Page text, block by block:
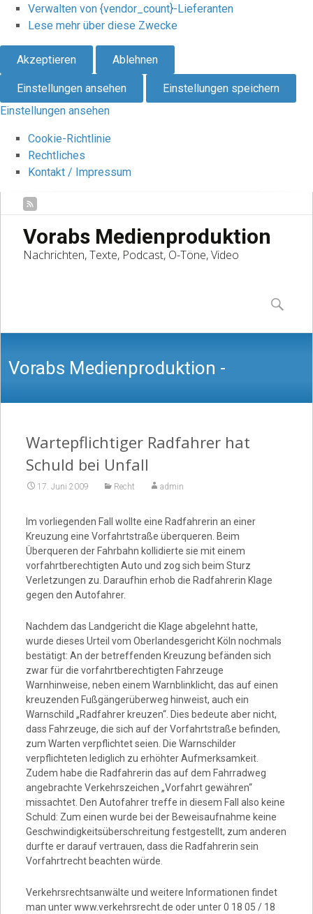
Verwalten von {vendor_count}-Lieferanten
Lese mehr über diese Zwecke
Akzeptieren Ablehnen
Einstellungen ansehen
Einstellungen speichern
Einstellungen ansehen
Cookie-Richtlinie
Rechtliches
Kontakt / Impressum
Vorabs Medienproduktion
Nachrichten, Texte, Podcast, O-Töne, Video
content
Suchen
nach:
Vorabs Medienproduktion -
Nachrichten, Texte, Podcast, O-Töne,
Wartepflichtiger Radfahrer hat
Schuld bei Unfall
17. Juni 2009 Recht admin
Im vorliegenden Fall wollte eine Radfahrerin an einer
Kreuzung eine Vorfahrtstraße überqueren. Beim
Überqueren der Fahrbahn kollidierte sie mit einem
vorfahrtberechtigten Auto und zog sich beim Sturz
Verletzungen zu. Daraufhin erhob die Radfahrerin Klage
gegen den Autofahrer.
Nachdem das Landgericht die Klage abgelehnt hatte,
wurde dieses Urteil vom Oberlandesgericht Köln nochmals
bestätigt: An der betreffenden Kreuzung befänden sich
zwar für die vorfahrtberechtigten Fahrzeuge
Warnhinweise, neben einem Warnblinklicht, das auf einen
kreuzenden Fußgängerüberweg hinweist, auch ein
Warnschild „Radfahrer kreuzen“. Dies bedeute aber nicht,
dass Fahrzeuge, die sich auf der Vorfahrtstraße befinden,
zum Warten verpflichtet seien. Die Warnschilder
verpflichteten lediglich zu erhöhter Aufmerksamkeit.
Zudem habe die Radfahrerin das auf dem Fahrradweg
angebrachte Verkehrszeichen „Vorfahrt gewähren“
missachtet. Den Autofahrer treffe in diesem Fall also keine
Schuld: Zum einen wurde bei der Beweisaufnahme keine
Geschwindigkeitsüberschreitung festgestellt, zum anderen
durfte er darauf vertrauen, dass die Radfahrerin sein
Vorfahrtrecht beachten würde.
Verkehrsrechtsanwälte und weitere Informationen findet
man unter www.verkehrsrecht.de oder unter 0 18 05 / 18